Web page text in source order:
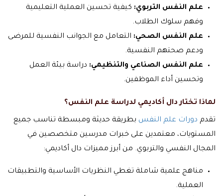
علم النفس التربوي: كيفية تحسين العملية التعليمية
وفهم سلوك الطلاب.
علم النفس الصحي: التعامل مع الجوانب النفسية للمرضى
ودعم صحتهم النفسية.
علم النفس الصناعي والتنظيمي: دراسة بيئة العمل
وتحسين أداء الموظفين.
لماذا تختار دال أكاديمي لدراسة علم النفس؟
تقدم دورات علم النفس بطريقة حديثة ومبسطة تناسب جميع
المستويات، معتمدين على خبرات مدرسين متخصصين في
المجال النفسي والتربوي. من أبرز مميزات دال أكاديمي:
مناهج علمية شاملة تغطي النظريات الأساسية والتطبيقات
العملية.